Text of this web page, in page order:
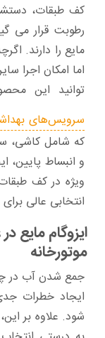
کف طبقات،
رطوبت قرار می‌
مایع را دارند.
اما امکان اجرا
توانید این
سرویس‌های
که شامل کاشی،
و انبساط پایین،
ویژه در کف
انتخابی عالی
ایزوگام مایع
موتورخانه
جمع شدن آب در
ایجاد خطرات
شود. علاوه بر